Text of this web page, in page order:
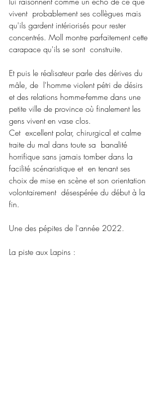
vivent  probablement ses collègues mais
qu'ils gardent intériorisés pour rester
concentrés. Moll montre parfaitement cette
carapace qu'ils se sont  construite.
Et puis le réalisateur parle des dérives du
mâle, de  l'homme violent pétri de désirs
et des relations homme-femme dans une
petite ville de province où finalement les
gens vivent en vase clos.
Cet  excellent polar, chirurgical et calme
traite du mal dans toute sa  banalité
horrifique sans jamais tomber dans la
facilité scénaristique et  en tenant ses
choix de mise en scène et son orientation
volontairement  désespérée du début à la
fin.
Une des pépites de l'année 2022.
La piste aux Lapins :